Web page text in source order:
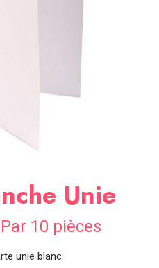
Unie
10 pièces
unie blanc